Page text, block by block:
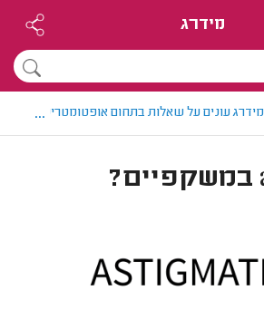
מידרג
מידרג עונים על שאלות בתחום אופטומטריסטים
...